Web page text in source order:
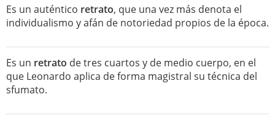
Es un auténtico retrato, que una vez más denota el
individualismo y afán de notoriedad propios de la época.
Es un retrato de tres cuartos y de medio cuerpo, en el
que Leonardo aplica de forma magistral su técnica del
sfumato.